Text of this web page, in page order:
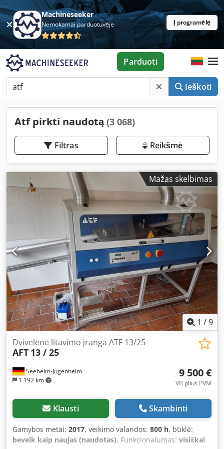
Machineseeker
Nemokamai parduotuvėje Į programėlę
Ieškoti
Parduoti
Atf pirkti naudotą(3 068)
Filtras Reikšmė
Mažas skelbimas
1 /9
Seeheim-Jugenheim
1 192 km
Dvivelenė litavimo įranga ATF 13/25
AFT 13 / 25
9 500 €
VB plius PVM
Klausti Skambinti
Gamybos metai: 2017, veikimo valandos: 800 h, būklė:
beveik kaip naujas (naudotas), Funkcionalumas: visiškai